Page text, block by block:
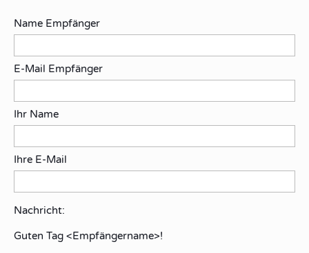
Name Empfänger
E-Mail Empfänger
Ihr Name
Ihre E-Mail
Nachricht:
Guten Tag <Empfängername>!